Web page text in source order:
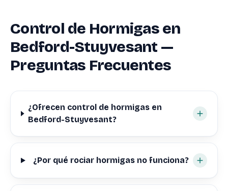
Control de Hormigas en
Bedford-Stuyvesant —
Preguntas Frecuentes
¿Ofrecen control de hormigas en
Bedford-Stuyvesant?
¿Por qué rociar hormigas no funciona?